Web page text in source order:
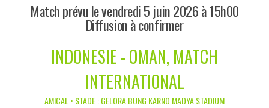
Match prévu le vendredi 5 juin 2026 à 15h00
Diffusion à confirmer
INDONESIE - OMAN, MATCH
INTERNATIONAL
AMICAL • STADE : GELORA BUNG KARNO MADYA STADIUM